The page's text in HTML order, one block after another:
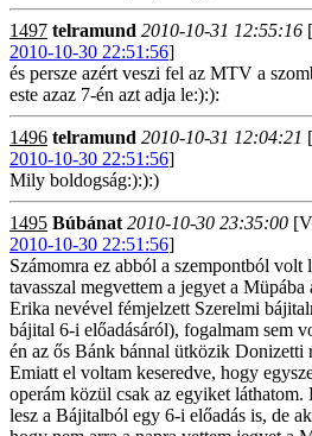
1497 telramund 2010-10-31 12:55:16
2010-10-30 22:51:56]
és persze azért veszi fel az MTV a
este azaz 7-én azt adja le:):):
1496 telramund 2010-10-31 12:04:21
2010-10-30 22:51:56]
Mily boldogság:):):)
1495 Búbánat 2010-10-30 23:35:00
2010-10-30 22:51:56]
Számomra ez abból a szempontból volt
tavasszal megvettem a jegyet a
Erika nevével fémjelzett Szerelmi
bájital 6-i előadásáról), fogalmam sem
én az ős Bánk bánnal ütközik Donizetti
Emiatt el voltam keseredve, hogy
operám közül csak az egyiket
lesz a Bájitalból egy 6-i előadás is, de